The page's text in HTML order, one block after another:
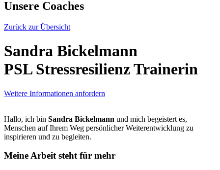
Unsere Coaches
Zurück zur Übersicht
Sandra Bickelmann
PSL Stressresilienz Trainerin
Weitere Informationen anfordern
Hallo, ich bin Sandra Bickelmann und mich begeistert es,
Menschen auf Ihrem Weg persönlicher Weiterentwicklung zu
inspirieren und zu begleiten.
Meine Arbeit steht für mehr